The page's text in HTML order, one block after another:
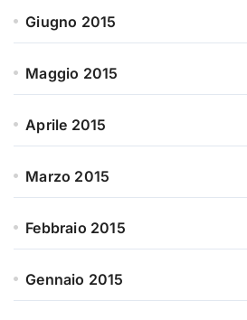
Giugno 2015
Maggio 2015
Aprile 2015
Marzo 2015
Febbraio 2015
Gennaio 2015